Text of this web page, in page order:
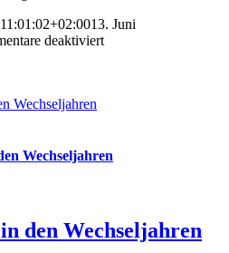
13. Juni
deaktiviertfür
Wechseljahren
Wechseljahren
den Wechseljahren